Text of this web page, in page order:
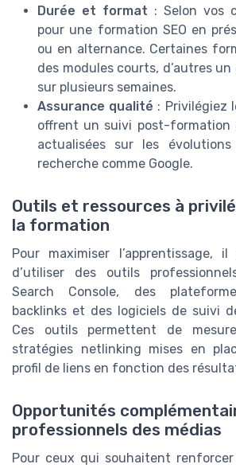
Durée et format : Selon vos
pour une formation SEO en
ou en alternance. Certaines
des modules courts, d’autres
sur plusieurs semaines.
Assurance qualité : Privilégiez
offrent un suivi post-formation
actualisées sur les
recherche comme Google.
Outils et ressources à
la formation
Pour maximiser l’apprentissage,
d’utiliser des outils
Search Console, des
backlinks et des logiciels de suivi
Ces outils permettent de
stratégies netlinking mises en
profil de liens en fonction des
Opportunités
professionnels des médias
Pour ceux qui souhaitent